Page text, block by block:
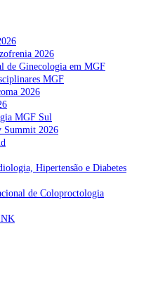
de que precisa? 6 de Agosto,
na 79.ª World Health
promove formação internacional
6 de Agosto, 2026
do Pacto Estratégico para a
de médicos dentistas reforça
2026
de Ginecologia em MGF
MGF
2026
MGF Sul
Summit 2026
Hipertensão e Diabetes
de Coloproctologia